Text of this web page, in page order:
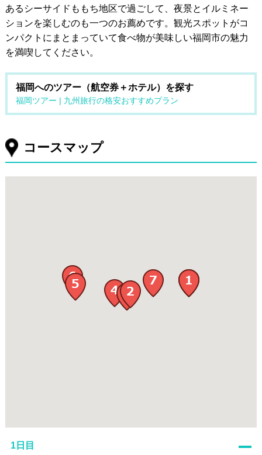
あるシーサイドももち地区で過ごして、夜景とイルミネー
ションを楽しむのも一つのお薦めです。観光スポットがコ
ンパクトにまとまっていて食べ物が美味しい福岡市の魅力
を満喫してください。
福岡へのツアー（航空券＋ホテル）を探す
福岡ツアー | 九州旅行の格安おすすめプラン
コースマップ
1日目